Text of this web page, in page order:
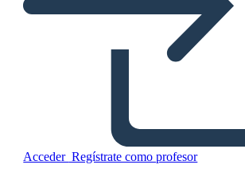
Acceder Regístrate como profesor
Vocabolario